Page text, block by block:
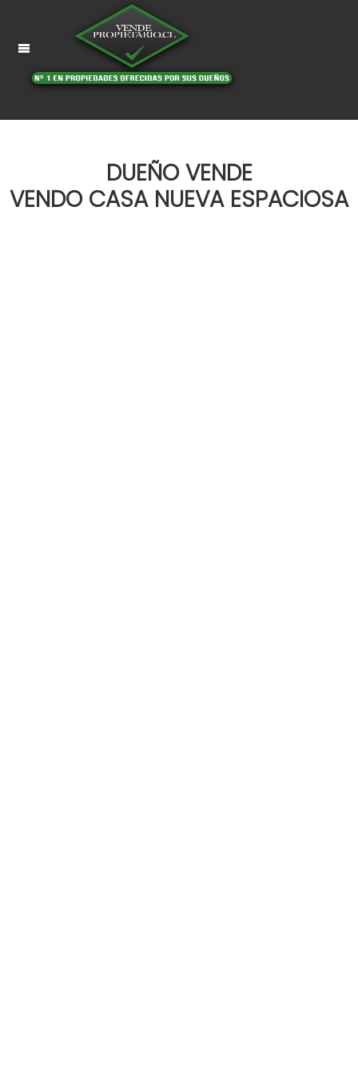
DUEÑO VENDE
VENDO CASA NUEVA ESPACIOSA